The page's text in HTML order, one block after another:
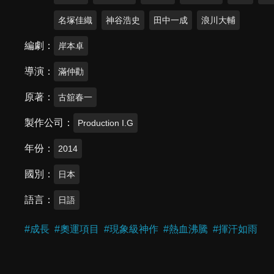
名塚佳織 神谷浩史 田中一成 浪川大輔
編劇 岸本卓
導演 滿仲勸
原著 古舘春一
製作公司 Production I.G
年份 2014
國別 日本
語言 日語
#成長 #奧運項目 #現象級神作 #熱血沸騰 #揮汗如雨